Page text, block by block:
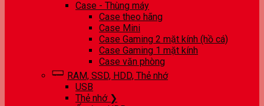
Case - Thùng máy
Case theo hãng
Case Mini
Case Gaming 2 mặt kính (hồ cá)
Case Gaming 1 mặt kính
Case văn phòng
RAM, SSD, HDD, Thẻ nhớ
USB
Thẻ nhớ ❯